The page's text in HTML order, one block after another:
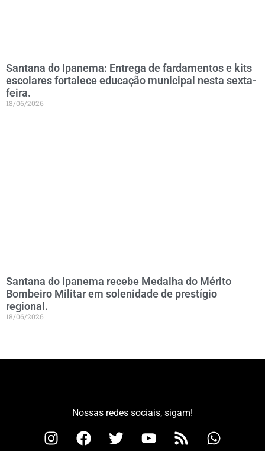
Santana do Ipanema: Entrega de fardamentos e kits
escolares fortalece educação municipal nesta sexta-
feira.
18/06/2026
Santana do Ipanema recebe Medalha do Mérito
Bombeiro Militar em solenidade de prestígio
regional.
18/06/2026
Nossas redes sociais, sigam!